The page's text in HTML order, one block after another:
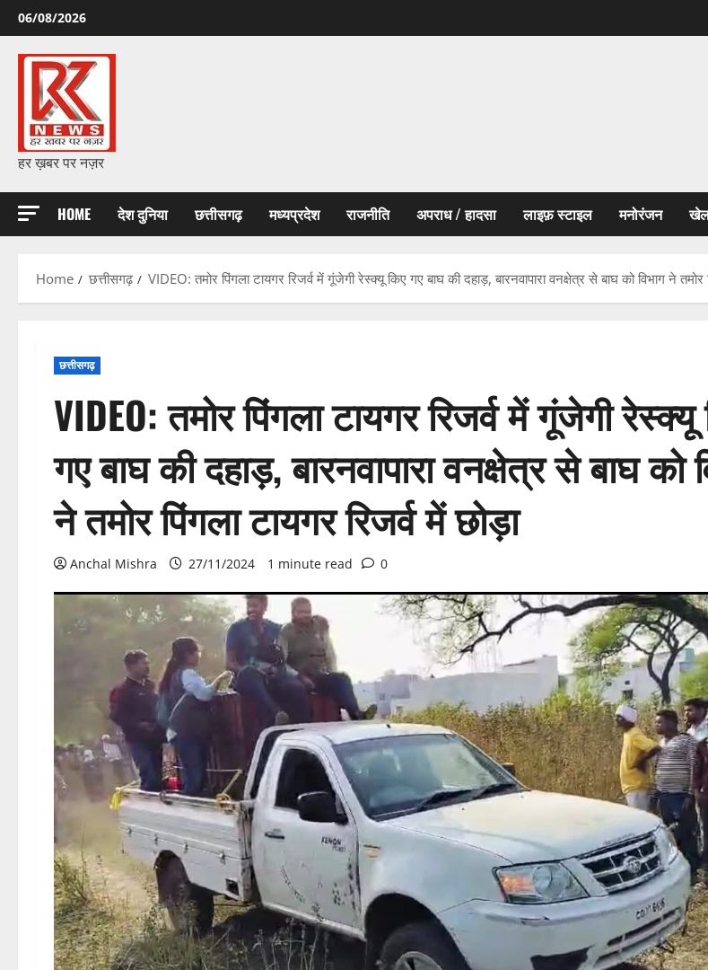
Skip
to
content
06/08/2026
हर ख़बर पर नज़र
HOME देश दुनिया छत्तीसगढ़ मध्यप्रदेश राजनीति अपराध / हादसा लाइफ़ स्टाइल मनोरंजन
Home छत्तीसगढ़ VIDEO: तमोर पिंगला टायगर रिजर्व में गूंजेगी रेस्क्यू किए गए बाघ की दहाड़, बारनवापारा वनक्षेत्र से बाघ को विभाग ने तमोर
छत्तीसगढ़
VIDEO: तमोर पिंगला टायगर रिजर्व में गूंजेगी
गए बाघ की दहाड़, बारनवापारा वनक्षेत्र से बाघ को
ने तमोर पिंगला टायगर रिजर्व में छोड़ा
Anchal Mishra 27/11/2024 1 minute read 0